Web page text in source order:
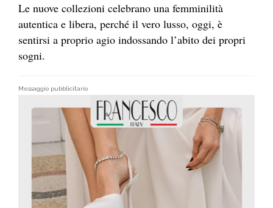
Le nuove collezioni celebrano una femminilità
autentica e libera, perché il vero lusso, oggi, è
sentirsi a proprio agio indossando l’abito dei propri
sogni.
Messaggio pubblicitario